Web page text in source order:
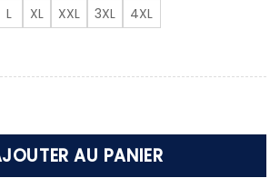
L XL XXL 3XL 4XL
de sudation femme –
AU PANIER